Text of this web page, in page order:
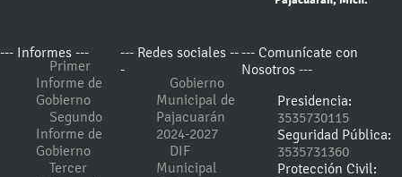
--- Informes ---
Primer
Informe de
Gobierno
Segundo
Informe de
Gobierno
Tercer
--- Redes sociales --
-
Gobierno
Municipal de
Pajacuarán
2024-2027
DIF
Municipal
--- Comunícate con
Nosotros ---
Presidencia:
3535730115
Seguridad Pública:
3535731360
Protección Civil: